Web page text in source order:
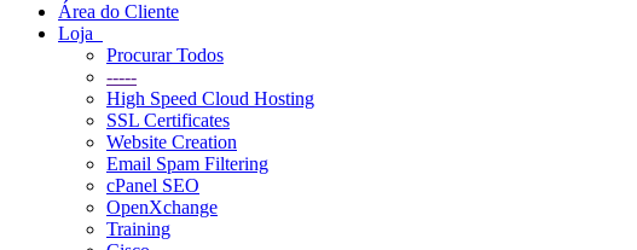
Área do Cliente
Loja
Procurar Todos
-----
High Speed Cloud Hosting
SSL Certificates
Website Creation
Email Spam Filtering
cPanel SEO
OpenXchange
Training